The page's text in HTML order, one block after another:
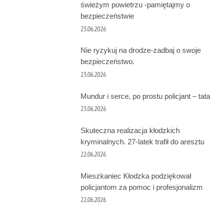
świeżym powietrzu -pamiętajmy o
bezpieczeństwie
23.06.2026
Nie ryzykuj na drodze-zadbaj o swoje
bezpieczeństwo.
23.06.2026
Mundur i serce, po prostu policjant – tata
23.06.2026
Skuteczna realizacja kłodzkich
kryminalnych. 27-latek trafił do aresztu
22.06.2026
Mieszkaniec Kłodzka podziękował
policjantom za pomoc i profesjonalizm
22.06.2026